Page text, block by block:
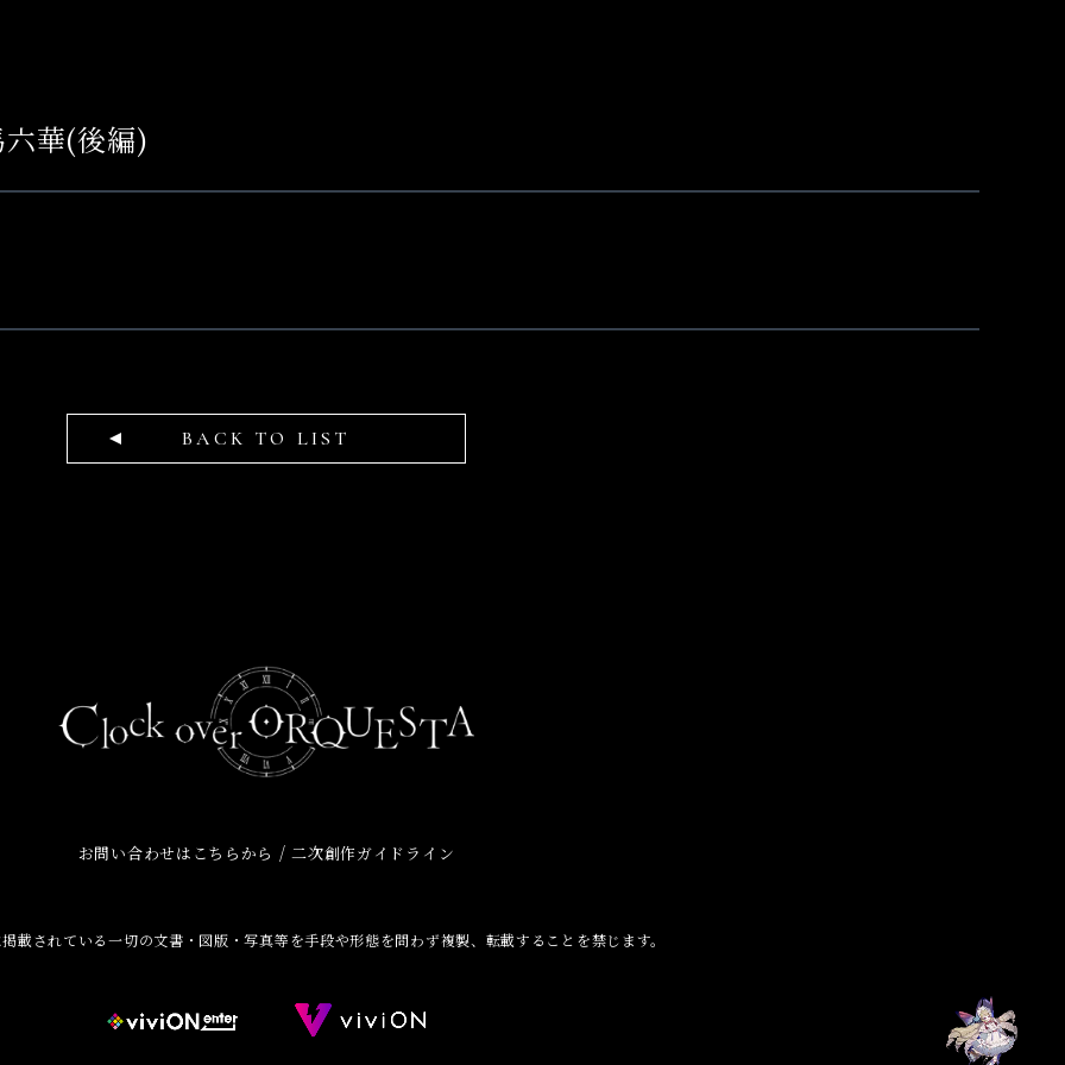
華(後編)
BACK TO LIST
お問い合わせはこちらから /二次創作ガイドライン
載されている一切の文書・図版・写真等を手段や形態を問わず複製、転載することを禁じます。